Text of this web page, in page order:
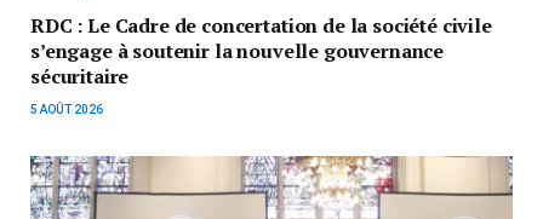
RDC : Le Cadre de concertation de la société civile
s’engage à soutenir la nouvelle gouvernance
sécuritaire
5 AOÛT 2026